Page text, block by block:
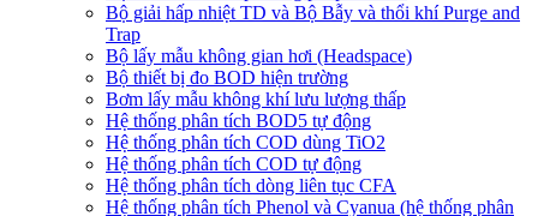
Bộ giải hấp nhiệt TD và Bộ Bẫy và thổi khí Purge and
Trap
Bộ lấy mẫu không gian hơi (Headspace)
Bộ thiết bị đo BOD hiện trường
Bơm lấy mẫu không khí lưu lượng thấp
Hệ thống phân tích BOD5 tự động
Hệ thống phân tích COD dùng TiO2
Hệ thống phân tích COD tự động
Hệ thống phân tích dòng liên tục CFA
Hệ thống phân tích Phenol và Cyanua (hệ thống phân